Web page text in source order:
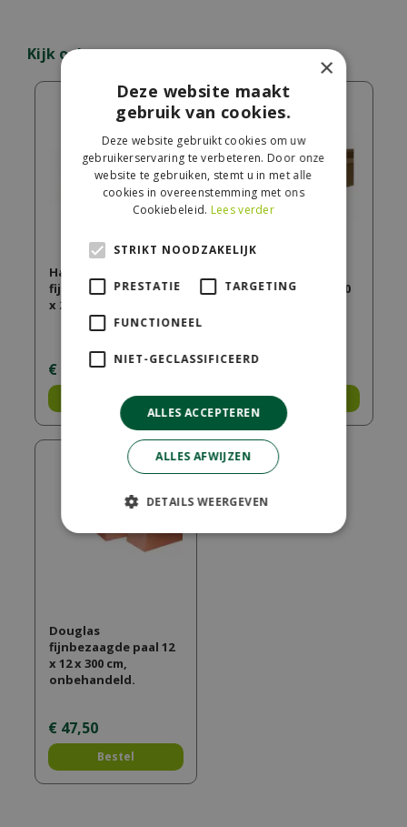
Kijk ook eens naar:
Hardhouten
fijnbezaagde plank 2
x 20 x 400 cm.
€ 50
Bestel
fijnbezaagde paal 20
€195
Bestel
Douglas
fijnbezaagde paal 12
x 12 x 300 cm,
onbehandeld.
€ 47,50
Bestel
×
Deze website maakt
gebruik van cookies.
Deze website gebruikt cookies om uw
gebruikerservaring te verbeteren. Door onze
website te gebruiken, stemt u in met alle
cookies in overeenstemming met ons
Cookiebeleid. Lees verder
STRIKT NOODZAKELIJK
PRESTATIE TARGETING
FUNCTIONEEL
NIET-GECLASSIFICEERD
ALLES ACCEPTEREN
ALLES AFWIJZEN
DETAILS WEERGEVEN